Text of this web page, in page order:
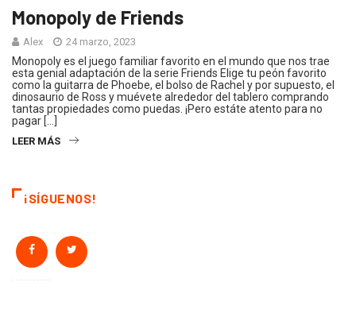
Monopoly de Friends
Alex 24 marzo, 2023
Monopoly es el juego familiar favorito en el mundo que nos trae
esta genial adaptación de la serie Friends Elige tu peón favorito
como la guitarra de Phoebe, el bolso de Rachel y por supuesto, el
dinosaurio de Ross y muévete alrededor del tablero comprando
tantas propiedades como puedas. ¡Pero estáte atento para no
pagar […]
LEER MÁS
¡SÍGUENOS!